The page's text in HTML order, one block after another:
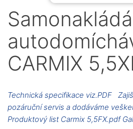
CARMIX
Technická specifikace viz.PDF
pozáruční servis a dodáváme
Produktový list Carmix 5,5FX.pdf